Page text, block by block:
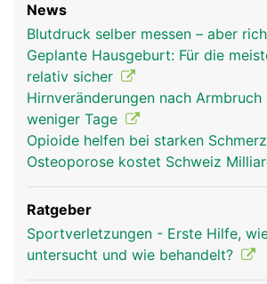
News
Blutdruck selber messen – aber
Geplante Hausgeburt: Für die
relativ sicher
Hirnveränderungen nach Armbruch
weniger Tage
Opioide helfen bei starken
Osteoporose kostet Schweiz
Ratgeber
Sportverletzungen - Erste Hilfe,
untersucht und wie behandelt?